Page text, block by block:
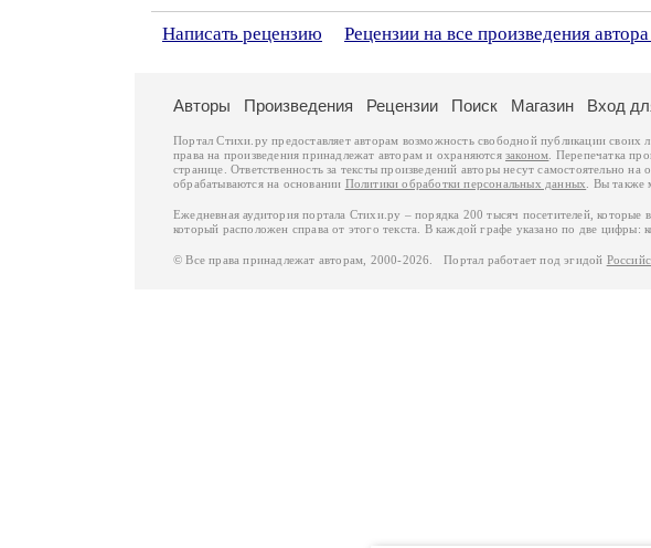
Написать рецензию Рецензии на все произведения
Авторы Произведения Рецензии Поиск Магазин Вход
Портал Стихи.ру предоставляет авторам возможность свободной публикации
права на произведения принадлежат авторам и охраняются законом . Перепечатка
странице. Ответственность за тексты произведений авторы несут самостоятельно на
обрабатываются на основании Политики обработки персональных данных . Вы
Ежедневная аудитория портала Стихи.ру – порядка 200 тысяч посетителей,
который расположен справа от этого текста. В каждой графе указано по две цифры:
© Все права принадлежат авторам, 2000-2026. Портал работает под эгидой